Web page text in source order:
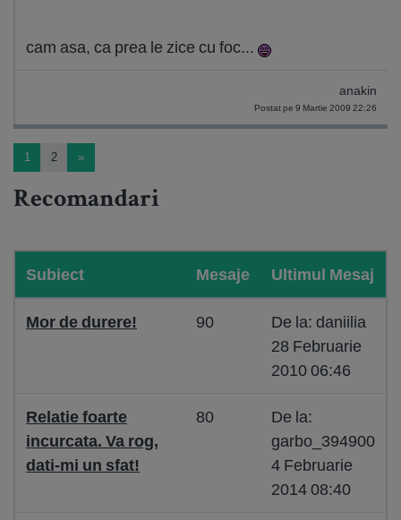
cam asa, ca prea le zice cu foc...
anakin
Postat pe 9 Martie 2009 22:26
1 2 »
Recomandari
Subiect Mesaje Ultimul Mesaj
Mor de durere! 90
De la: daniilia
28 Februarie
2010 06:46
Relatie foarte
incurcata. Va rog,
dati-mi un sfat!
80
De la:
garbo_394900
4 Februarie
2014 08:40